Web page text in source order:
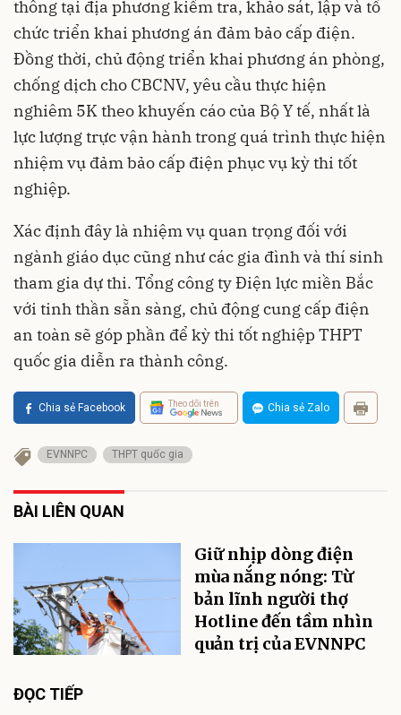
thông tại địa phương kiểm tra, khảo sát, lập và tổ
chức triển khai phương án đảm bảo cấp điện.
Đồng thời, chủ động triển khai phương án phòng,
chống dịch cho CBCNV, yêu cầu thực hiện
nghiêm 5K theo khuyến cáo của Bộ Y tế, nhất là
lực lượng trực vận hành trong quá trình thực hiện
nhiệm vụ đảm bảo cấp điện phục vụ kỳ thi tốt
nghiệp.
Xác định đây là nhiệm vụ quan trọng đối với
ngành giáo dục cũng như các gia đình và thí sinh
tham gia dự thi. Tổng công ty Điện lực miền Bắc
với tinh thần sẵn sàng, chủ động cung cấp điện
an toàn sẽ góp phần để kỳ thi tốt nghiệp THPT
quốc gia diễn ra thành công.
Chia sẻ Facebook Theo dõi trên Chia sẻ Zalo
EVNNPC THPT quốc gia
BÀI LIÊN QUAN
Giữ nhịp dòng điện
mùa nắng nóng: Từ
bản lĩnh người thợ
Hotline đến tầm nhìn
quản trị của EVNNPC
ĐỌC TIẾP